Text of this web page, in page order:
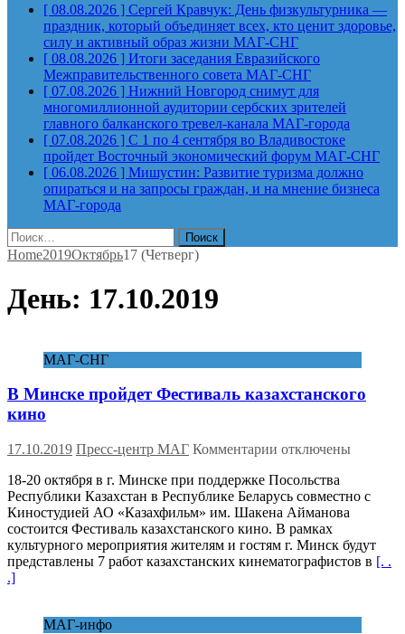
[ 08.08.2026 ] Сергей Кравчук: День физкультурника —
праздник, который объединяет всех, кто ценит здоровье,
силу и активный образ жизни МАГ-СНГ
[ 08.08.2026 ] Итоги заседания Евразийского
Межправительственного совета МАГ-СНГ
[ 07.08.2026 ] Нижний Новгород снимут для
многомиллионной аудитории сербских зрителей
главного балканского тревел-канала МАГ-города
[ 07.08.2026 ] С 1 по 4 сентября во Владивостоке
пройдет Восточный экономический форум МАГ-СНГ
[ 06.08.2026 ] Мишустин: Развитие туризма должно
опираться и на запросы граждан, и на мнение бизнеса
МАГ-города
Найти:
Home2019Октябрь17 (Четверг)
День: 17.10.2019
МАГ-СНГ
В Минске пройдет Фестиваль казахстанского
кино
17.10.2019 Пресс-центр МАГ Комментарии к
В
Минске
пройдет
Фестиваль
казахстанского
кино
отключены
18-20 октября в г. Минске при поддержке Посольства
Республики Казахстан в Республике Беларусь совместно с
Киностудией АО «Казахфильм» им. Шакена Айманова
состоится Фестиваль казахстанского кино. В рамках
культурного мероприятия жителям и гостям г. Минск будут
представлены 7 работ казахстанских кинематографистов в [. .
.]
МАГ-инфо